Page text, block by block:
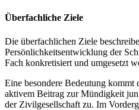
Überfachliche Ziele
Die überfachlichen Ziele
Persönlichkeitsentwicklung der
Fach konkretisiert und umgesetzt
Eine besondere Bedeutung
aktivem Beitrag zur Mündigkeit
der Zivilgesellschaft zu. Im